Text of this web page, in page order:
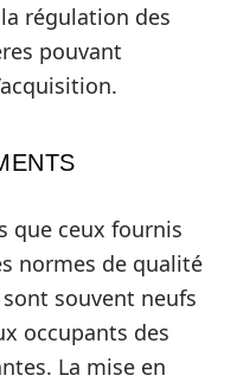
régulation des
pouvant
que ceux fournis
normes de qualité
souvent neufs
occupants des
La mise en